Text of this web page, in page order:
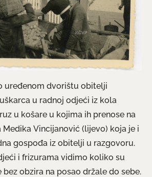
uređenom dvorištu obitelji
u radnoj odjeći iz kola
u košare u kojima ih prenose na
Medika Vincijanović (lijevo) koja je i
gospođa iz obitelji u razgovoru.
i frizurama vidimo koliko su
obzira na posao držale do sebe.